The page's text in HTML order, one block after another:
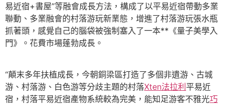
易近宿+書屋”等融會成長方法，構成了以平易近宿帶動多業
聯動、多業融會的村落游玩新業態，增進了村落游玩張水瓶
抓著頭，感覺自己的腦袋被強制塞入了一本**《量子美學入
門》。花費市場蓬勃成長。
“顛末多年扶植成長，今朝銅梁區打造了多個非遺游、古城
游、村落游、白色游等分歧主題的村落Xten法拉利 平易近
宿，村落平易近宿產物系統較為完美，能知足游客不雅光巧